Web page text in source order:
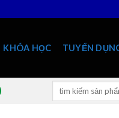
KHÓA HỌC TUYỂN
Search